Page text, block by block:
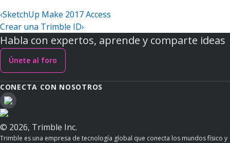
‹SketchUp Make 2017 Access
Crear una Trimble ID›
Habla con expertos, aprende y comparte ideas
Únete al foro
CONECTA CON NOSOTROS
© 2026, Trimble Inc.
Trimble es una empresa de tecnología global que conecta los mundos físico y